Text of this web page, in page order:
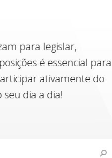
para legislar,
é essencial para
ativamente do
dia a dia!